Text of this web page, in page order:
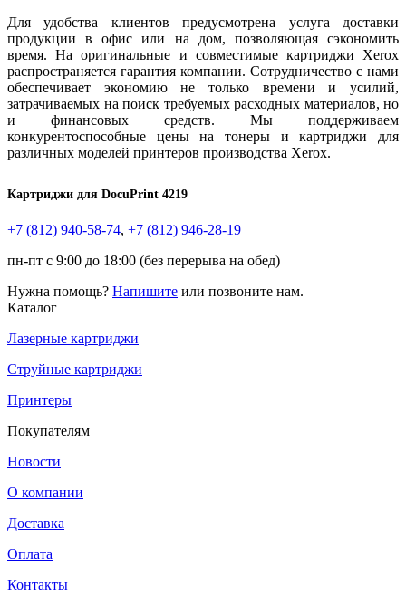
Для удобства клиентов предусмотрена услуга доставки
продукции в офис или на дом, позволяющая сэкономить
время. На оригинальные и совместимые картриджи Xerox
распространяется гарантия компании. Сотрудничество с нами
обеспечивает экономию не только времени и усилий,
затрачиваемых на поиск требуемых расходных материалов, но
и финансовых средств. Мы поддерживаем
конкурентоспособные цены на тонеры и картриджи для
различных моделей принтеров производства Xerox.
Картриджи для DocuPrint 4219
+7 (812) 940-58-74, +7 (812) 946-28-19
пн-пт с 9:00 до 18:00 (без перерыва на обед)
Нужна помощь? Напишите или позвоните нам.
Каталог
Лазерные картриджи
Струйные картриджи
Принтеры
Покупателям
Новости
О компании
Доставка
Оплата
Контакты